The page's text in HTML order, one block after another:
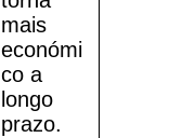
mais
económi
co a
longo
prazo.